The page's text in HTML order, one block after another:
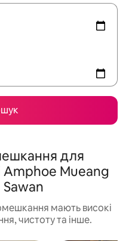
для
Amphoe Mueang
мають високі
чистоту та інше.